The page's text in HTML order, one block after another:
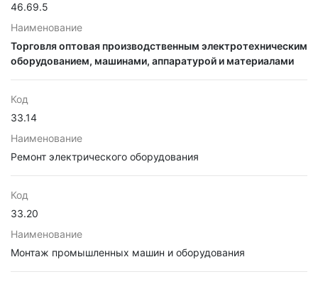
46.69.5
Наименование
Торговля оптовая производственным электротехническим
оборудованием, машинами, аппаратурой и материалами
Код
33.14
Наименование
Ремонт электрического оборудования
Код
33.20
Наименование
Монтаж промышленных машин и оборудования